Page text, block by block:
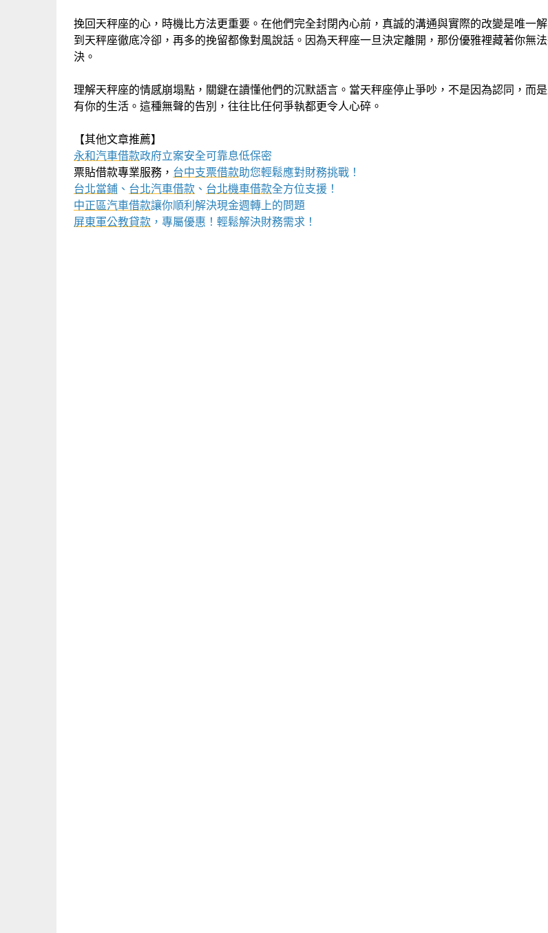
挽回天秤座的心，時機比方法更重要。在他們完全封閉內心前，真誠的溝通與實際的改變是唯一
到天秤座徹底冷卻，再多的挽留都像對風說話。因為天秤座一旦決定離開，那份優雅裡藏著你無
決。
理解天秤座的情感崩塌點，關鍵在讀懂他們的沉默語言。當天秤座停止爭吵，不是因為認同，而
有你的生活。這種無聲的告別，往往比任何爭執都更令人心碎。
【其他文章推薦】
永和汽車借款政府立案安全可靠息低保密
票貼借款專業服務， 台中支票借款助您輕鬆應對財務挑戰！
台北當鋪 、 台北汽車借款 、 台北機車借款全方位支援！
中正區汽車借款讓你順利解決現金週轉上的問題
屏東軍公教貸款 ，專屬優惠！輕鬆解決財務需求！